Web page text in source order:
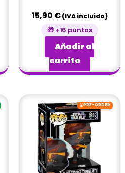
15,90 € (IVA incluido)
🎁 +16 puntos
Añadir al
carrito
⌛PRE-ORDER